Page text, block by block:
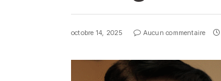
octobre 14, 2025 Aucun commentaire